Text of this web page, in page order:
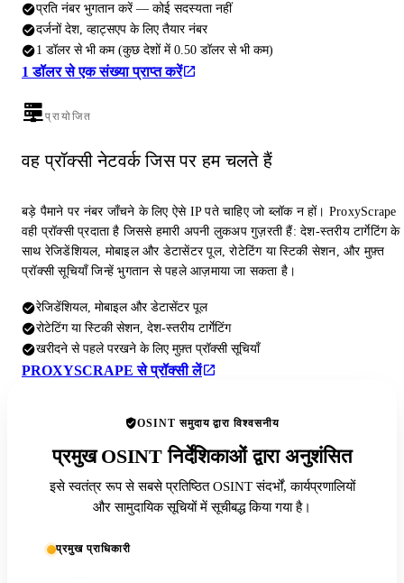
प्रति नंबर भुगतान करें — कोई सदस्यता नहीं
दर्जनों देश, व्हाट्सएप के लिए तैयार नंबर
1 डॉलर से भी कम (कुछ देशों में 0.50 डॉलर से भी कम)
1 डॉलर से एक संख्या प्राप्त करें
प्रायोजित
वह प्रॉक्सी नेटवर्क जिस पर हम चलते हैं
बड़े पैमाने पर नंबर जाँचने के लिए ऐसे IP पते चाहिए जो ब्लॉक न हों। ProxyScrape
वही प्रॉक्सी प्रदाता है जिससे हमारी अपनी लुकअप गुज़रती हैं: देश-स्तरीय टार्गेटिंग के
साथ रेजिडेंशियल, मोबाइल और डेटासेंटर पूल, रोटेटिंग या स्टिकी सेशन, और मुफ़्त
प्रॉक्सी सूचियाँ जिन्हें भुगतान से पहले आज़माया जा सकता है।
रेजिडेंशियल, मोबाइल और डेटासेंटर पूल
रोटेटिंग या स्टिकी सेशन, देश-स्तरीय टार्गेटिंग
खरीदने से पहले परखने के लिए मुफ़्त प्रॉक्सी सूचियाँ
PROXYSCRAPE से प्रॉक्सी लें
OSINT समुदाय द्वारा विश्वसनीय
प्रमुख OSINT निर्देशिकाओं द्वारा अनुशंसित
इसे स्वतंत्र रूप से सबसे प्रतिष्ठित OSINT संदर्भों, कार्यप्रणालियों
और सामुदायिक सूचियों में सूचीबद्ध किया गया है।
प्रमुख प्राधिकारी